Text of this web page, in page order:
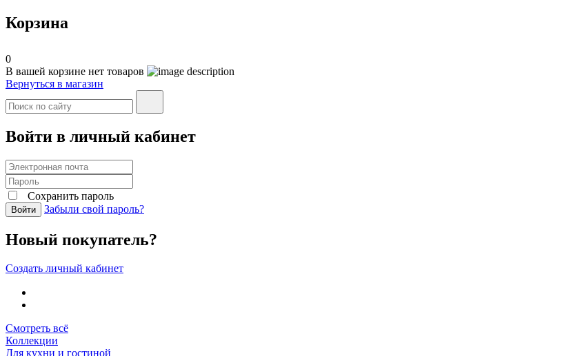
Корзина
0
В вашей корзине нет товаров
Вернуться в магазин
Войти в личный кабинет
Сохранить пароль
Войти Забыли свой пароль?
Новый покупатель?
Создать личный кабинет
Смотреть всё
Коллекции
Для кухни и гостиной